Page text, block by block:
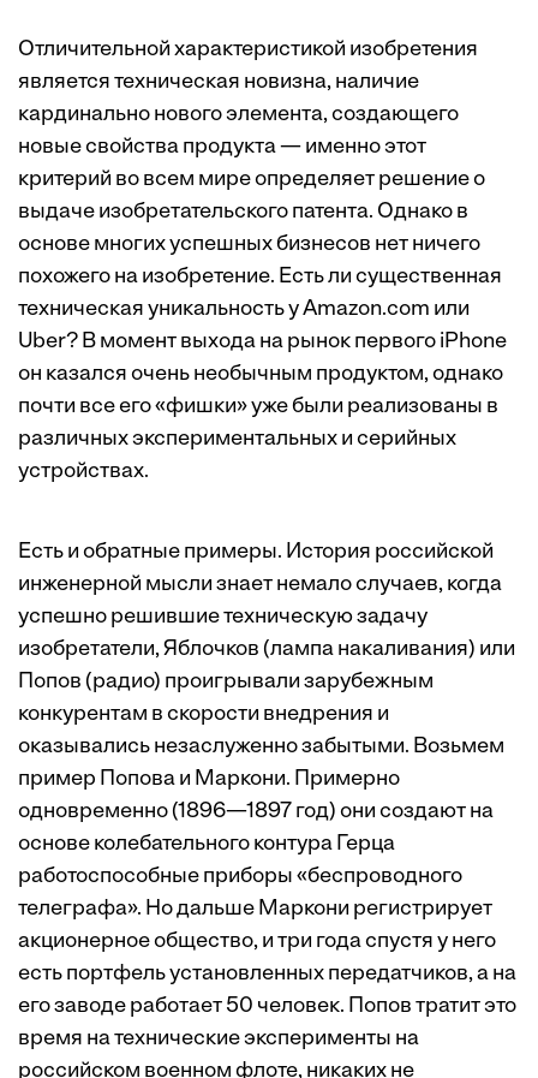
Отличительной характеристикой изобретения
является техническая новизна, наличие
кардинально нового элемента, создающего
новые свойства продукта — именно этот
критерий во всем мире определяет решение о
выдаче изобретательского патента. Однако в
основе многих успешных бизнесов нет ничего
похожего на изобретение. Есть ли существенная
техническая уникальность у Amazon.com или
Uber? В момент выхода на рынок первого iPhone
он казался очень необычным продуктом, однако
почти все его «фишки» уже были реализованы в
различных экспериментальных и серийных
устройствах.
Есть и обратные примеры. История российской
инженерной мысли знает немало случаев, когда
успешно решившие техническую задачу
изобретатели, Яблочков (лампа накаливания) или
Попов (радио) проигрывали зарубежным
конкурентам в скорости внедрения и
оказывались незаслуженно забытыми. Возьмем
пример Попова и Маркони. Примерно
одновременно (1896—1897 год) они создают на
основе колебательного контура Герца
работоспособные приборы «беспроводного
телеграфа». Но дальше Маркони регистрирует
акционерное общество, и три года спустя у него
есть портфель установленных передатчиков, а на
его заводе работает 50 человек. Попов тратит это
время на технические эксперименты на
российском военном флоте, никаких не